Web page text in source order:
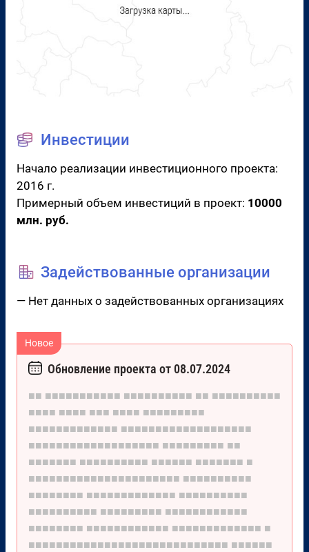
Инвестиции
Начало реализации инвестиционного проекта:
2016 г.
Примерный объем инвестиций в проект: 10000
млн. руб.
Задействованные организации
— Нет данных о задействованных организациях
Обновление проекта от 08.07.2024
■■ ■■■■■■■■■■■ ■■■■■■■■■■ ■■ ■■■■■■■■■■
■■■■ ■■■■ ■■■ ■■■■ ■■■■■■■■■
■■■■■■■■■■■■■ ■■■■■■■■■■■■■■■■■■■
■■■■■■■■■■■■■■■■■■■ ■■■■■■■■■ ■■
■■■■■■■ ■■■■■■■■■■ ■■■■■■ ■■■■■■■ ■
■■■■■■■■■■■■■■■■■■■■■■ ■■■■■■■■■■
■■■■■■■■ ■■■■■■■■■■■■■ ■■■■■■■■■■
■■■■■■■■■■ ■■■■■■■■■ ■■■■■■■■■■■■
■■■■■■■■ ■■■■■■■■■■■■ ■■■■■■■■■■■■■ ■
■■■■■■■■■■■■■■■■■■■■■■■■■■■■■ ■■■■■■